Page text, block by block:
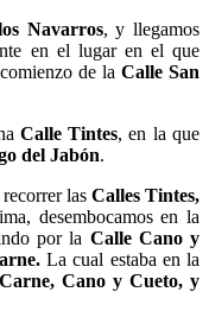
Navarros, y llegamos
en el lugar en el que
de la Calle San
Calle Tintes, en la que
del Jabón.
las Calles Tintes,
desembocamos en la
por la Calle Cano y
La cual estaba en la
Cano y Cueto, y